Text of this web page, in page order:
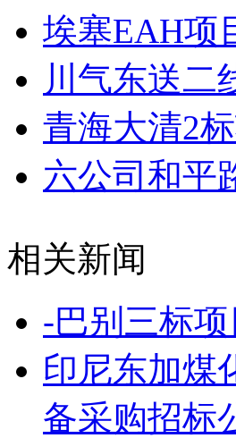
埃塞EAH项
川气东送二
青海大清2
六公司和平
相关新闻
-巴别三标
印尼东加煤
备采购招标